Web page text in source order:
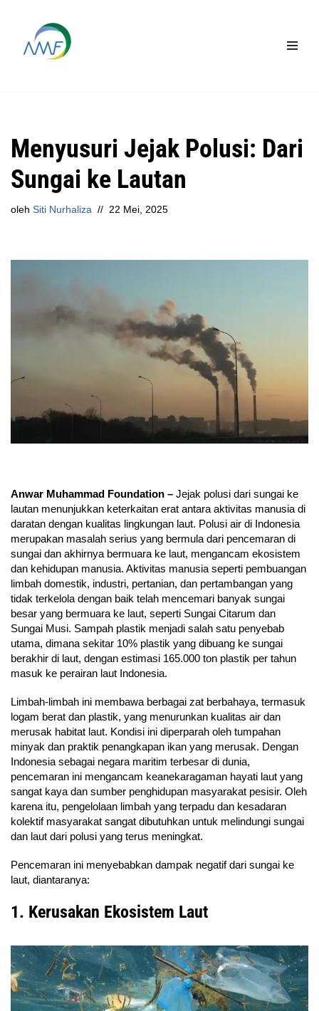
Lompat
Menyusuri Jejak Polusi: Dari
Sungai ke Lautan
oleh Siti Nurhaliza 22 Mei, 2025
Anwar Muhammad Foundation – Jejak polusi dari sungai ke
lautan menunjukkan keterkaitan erat antara aktivitas manusia di
daratan dengan kualitas lingkungan laut. Polusi air di Indonesia
merupakan masalah serius yang bermula dari pencemaran di
sungai dan akhirnya bermuara ke laut, mengancam ekosistem
dan kehidupan manusia. Aktivitas manusia seperti pembuangan
limbah domestik, industri, pertanian, dan pertambangan yang
tidak terkelola dengan baik telah mencemari banyak sungai
besar yang bermuara ke laut, seperti Sungai Citarum dan
Sungai Musi. Sampah plastik menjadi salah satu penyebab
utama, dimana sekitar 10% plastik yang dibuang ke sungai
berakhir di laut, dengan estimasi 165.000 ton plastik per tahun
masuk ke perairan laut Indonesia.
Limbah-limbah ini membawa berbagai zat berbahaya, termasuk
logam berat dan plastik, yang menurunkan kualitas air dan
merusak habitat laut. Kondisi ini diperparah oleh tumpahan
minyak dan praktik penangkapan ikan yang merusak. Dengan
Indonesia sebagai negara maritim terbesar di dunia,
pencemaran ini mengancam keanekaragaman hayati laut yang
sangat kaya dan sumber penghidupan masyarakat pesisir. Oleh
karena itu, pengelolaan limbah yang terpadu dan kesadaran
kolektif masyarakat sangat dibutuhkan untuk melindungi sungai
dan laut dari polusi yang terus meningkat.
Pencemaran ini menyebabkan dampak negatif dari sungai ke
laut, diantaranya:
1. Kerusakan Ekosistem Laut